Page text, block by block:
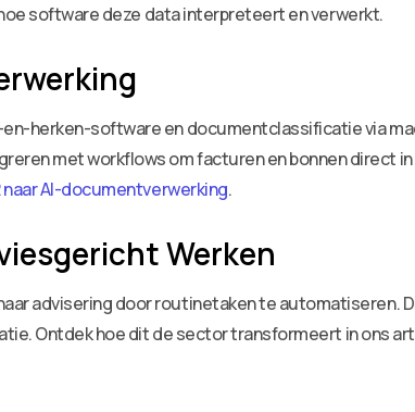
software deze data interpreteert en verwerkt.
herken-software en documentclassificatie via
met workflows om facturen en bonnen direct
naar AI-documentverwerking.
Werken
advisering door routinetaken te automatiseren.
Ontdek hoe dit de sector transformeert in ons